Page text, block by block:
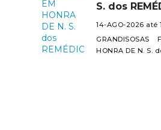
S. dos
14-AGO-2026 até
GRANDISOSAS
HONRA DE N. S.